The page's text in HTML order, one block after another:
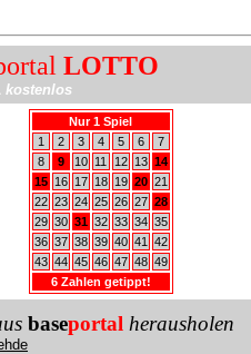
LOTTO
kostenlos
Nur 1 Spiel
1
2 3 4 5 6
7
8
9 10 11 12 13 14
15
16 17 18 19 20 21
22 23 24 25 26 27 28
29 30 31 32 33 34 35
36 37 38 39 40 41
42
43 44 45 46 47 48 49
6 Zahlen getippt!
baseportal herausholen